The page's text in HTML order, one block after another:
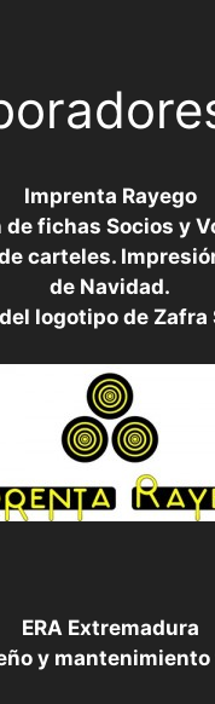
Imprenta Rayego
de fichas Socios y
carteles.
de Navidad.
logotipo de
ERA Extremadura
y mantenimiento